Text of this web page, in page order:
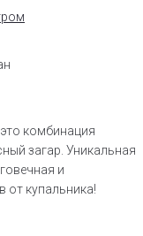
комбинация
загар. Уникальная
и
от купальника!